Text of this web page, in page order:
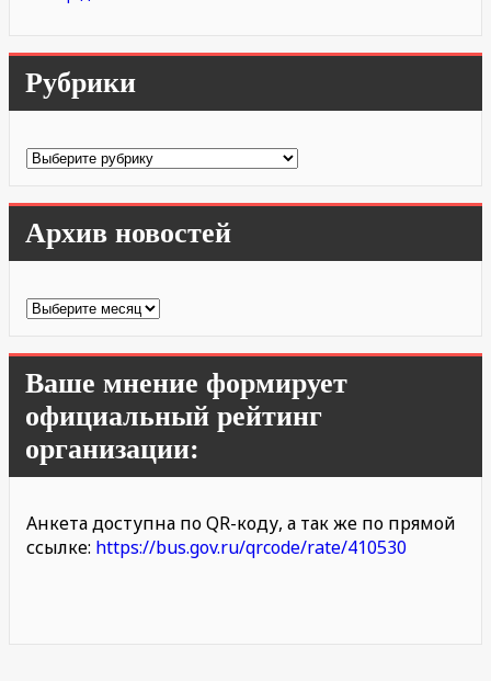
Рубрики
Рубрики
Архив новостей
Архив
Ваше мнение формирует
официальный рейтинг
организации:
Анкета доступна по QR-коду, а так же по прямой
ссылке: https://bus.gov.ru/qrcode/rate/410530